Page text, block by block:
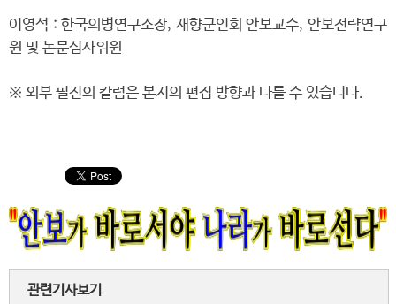
이영석 : 한국의병연구소장, 재향군인회 안보교수, 안보전략연구
원 및 논문심사위원
※ 외부 필진의 칼럼은 본지의 편집 방향과 다를 수 있습니다.
관련기사보기